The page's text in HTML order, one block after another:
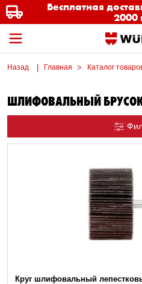
Бесплатная
2000
Назад Главная Каталог
ШЛИФОВАЛЬНЫЙ
Круг шлифовальный